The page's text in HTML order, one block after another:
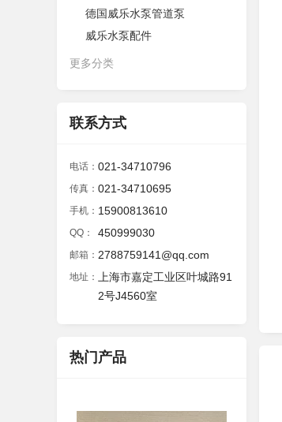
德国威乐水泵管道泵
威乐水泵配件
更多分类
联系方式
电话： 021-34710796
传真： 021-34710695
手机： 15900813610
QQ： 450999030
邮箱： 2788759141@qq.com
地址：
上海市嘉定工业区叶城路91
2号J4560室
热门产品